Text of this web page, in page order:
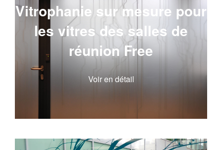
Vitrophanie sur mesure pour
les vitres des salles de
réunion Free
Voir en détail